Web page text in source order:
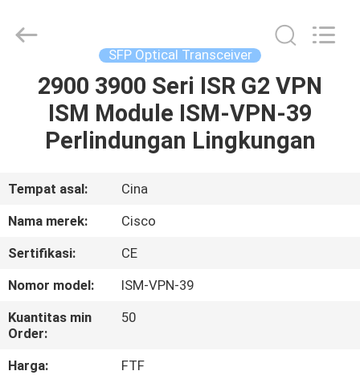
RUMAH
PRODUK
VIDEO
KAMI
TUR
PABRIK
Ltd..
SFP Optical Transceiver
2900 3900 Seri ISR ​​G2 VPN
ISM Module ISM-VPN-39
Perlindungan Lingkungan
Tempat asal:
Cina
Nama merek:
Cisco
Sertifikasi:
CE
Nomor model:
ISM-VPN-39
Kuantitas min
Order:
50
Harga:
FTF